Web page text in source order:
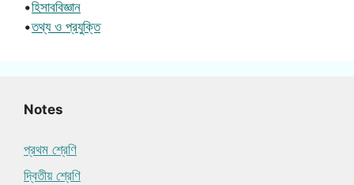
•হিসাববিজ্ঞান
•তথ্য ও প্রযুক্তি
Notes
প্রথম শ্রেণি
দ্বিতীয় শ্রেণি